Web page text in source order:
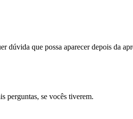
que possa aparecer depois da
perguntas, se vocês tiverem.